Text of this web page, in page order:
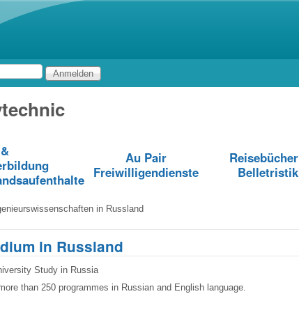
Au Pair
Freiwilligendienste
Reisebücher
Belletristik
in Russland
in Russland
Study in Russia
than 250 programmes in Russian and English language.